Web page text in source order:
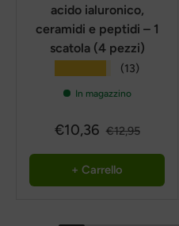
acido ialuronico,
ceramidi e peptidi – 1
scatola (4 pezzi)
(13)
In magazzino
€10,36 €12,95
+ Carrello